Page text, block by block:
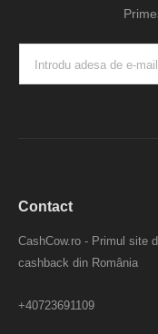
Contact
CashCow.ro - Primul site
cashback din România
+40723691109